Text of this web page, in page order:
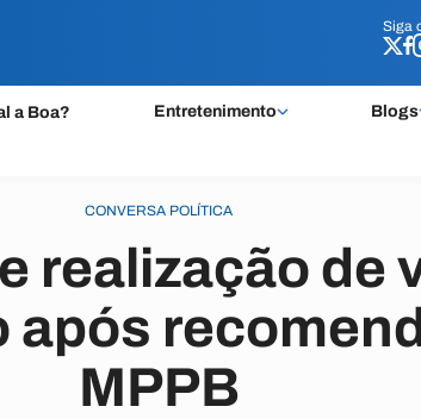
Siga
a Boa? Entretenimento Blogs
Siga
CONVERSA POLÍTICA
realização de
após
MPPB